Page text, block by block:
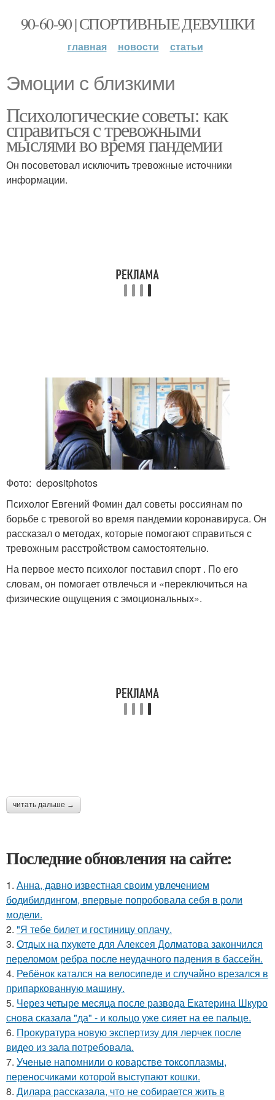
90-60-90 | СПОРТИВНЫЕ ДЕВУШКИ
главная новости статьи
Эмоции с близкими
Психологические советы: как
справиться с тревожными
мыслями во время пандемии
Он посоветовал исключить тревожные источники
информации.
Фото: depositphotos
Психолог Евгений Фомин дал советы россиянам по
борьбе с тревогой во время пандемии коронавируса. Он
рассказал о методах, которые помогают справиться с
тревожным расстройством самостоятельно.
На первое место психолог поставил спорт . По его
словам, он помогает отвлечься и «переключиться на
физические ощущения с эмоциональных».
читать дальше →
Последние обновления на сайте:
1. Анна, давно известная своим увлечением
бодибилдингом, впервые попробовала себя в роли
модели.
2. "Я тебе билет и гостиницу оплачу.
3. Отдых на пхукете для Алексея Долматова закончился
переломом ребра после неудачного падения в бассейн.
4. Ребёнок катался на велосипеде и случайно врезался в
припаркованную машину.
5. Через четыре месяца после развода Екатерина Шкуро
снова сказала "да" - и кольцо уже сияет на ее пальце.
6. Прокуратура новую экспертизу для лерчек после
видео из зала потребовала.
7. Ученые напомнили о коварстве токсоплазмы,
переносчиками которой выступают кошки.
8. Дилара рассказала, что не собирается жить в